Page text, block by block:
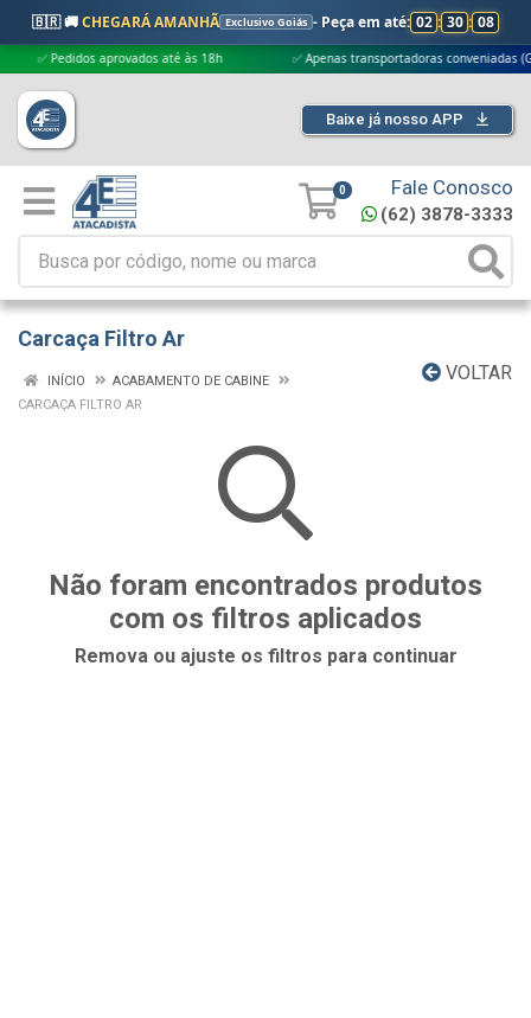
🇧🇷 🚚CHEGARÁ AMANHÃ Exclusivo Goiás - Peça em até: 02 : 30 : 07
✅ Pedidos aprovados até às 18h ✅ Apenas transportadoras conveniadas (Grupo
Baixe já nosso APP
0 Fale Conosco
(62) 3878-3333
Carcaça Filtro Ar
VOLTAR
INÍCIO
ACABAMENTO DE CABINE
CARCAÇA FILTRO AR
Não foram encontrados produtos
com os filtros aplicados
Remova ou ajuste os filtros para continuar